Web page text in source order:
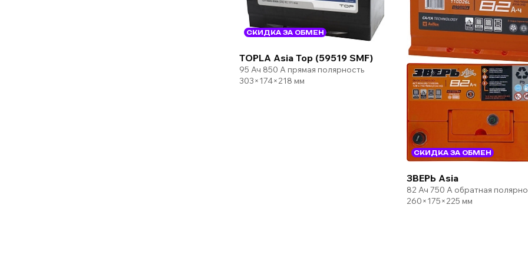
СКИДКА ЗА ОБМЕН
TOPLA Asia Top (59519 SMF)
95 Ач 850 А прямая полярность
303×174×218 мм
СКИДКА ЗА ОБМЕН
ЗВЕРЬ Asia
82 Ач 750 А обратная
260×175×225 мм